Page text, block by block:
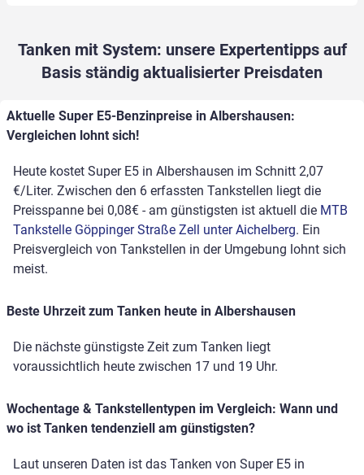
Tanken mit System: unsere Expertentipps auf
Basis ständig aktualisierter Preisdaten
Aktuelle Super E5-Benzinpreise in Albershausen:
Vergleichen lohnt sich!
Heute kostet Super E5 in Albershausen im Schnitt 2,07
€/Liter. Zwischen den 6 erfassten Tankstellen liegt die
Preisspanne bei 0,08€ - am günstigsten ist aktuell die MTB
Tankstelle Göppinger Straße Zell unter Aichelberg. Ein
Preisvergleich von Tankstellen in der Umgebung lohnt sich
meist.
Beste Uhrzeit zum Tanken heute in Albershausen
Die nächste günstigste Zeit zum Tanken liegt
voraussichtlich heute zwischen 17 und 19 Uhr.
Wochentage & Tankstellentypen im Vergleich: Wann und
wo ist Tanken tendenziell am günstigsten?
Laut unseren Daten ist das Tanken von Super E5 in